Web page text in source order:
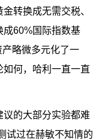
转换成无需交税、
成60%国际指数基
略微多元化了一
何，哈利一直一直
议的大部分实验都难
试过在赫敏不知情的